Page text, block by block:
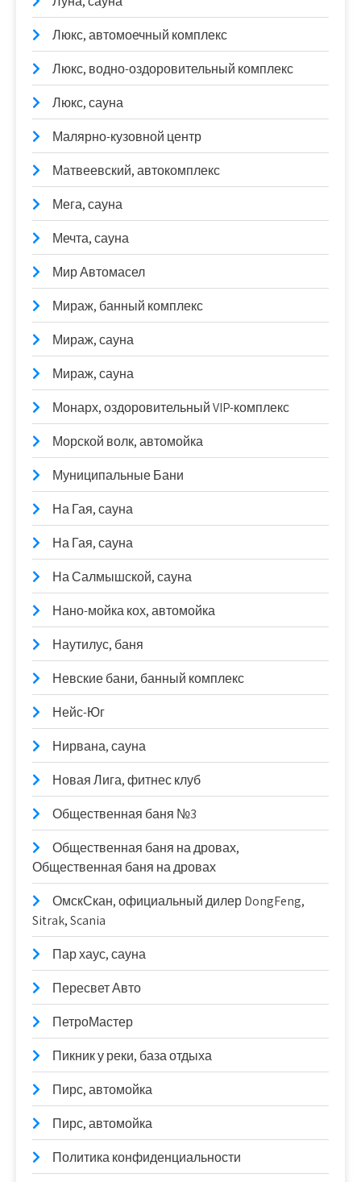
Люкс, автомоечный комплекс
Люкс, водно-оздоровительный комплекс
Люкс, сауна
Малярно-кузовной центр
Матвеевский, автокомплекс
Мега, сауна
Мечта, сауна
Мир Автомасел
Мираж, банный комплекс
Мираж, сауна
Мираж, сауна
Монарх, оздоровительный VIP-комплекс
Морской волк, автомойка
Муниципальные Бани
На Гая, сауна
На Гая, сауна
На Салмышской, сауна
Нано-мойка кох, автомойка
Наутилус, баня
Невские бани, банный комплекс
Нейс-Юг
Нирвана, сауна
Новая Лига, фитнес клуб
Общественная баня №3
Общественная баня на дровах,
Общественная баня на дровах
ОмскСкан, официальный дилер DongFeng,
Sitrak, Scania
Пар хаус, сауна
Пересвет Авто
ПетроМастер
Пикник у реки, база отдыха
Пирс, автомойка
Пирс, автомойка
Политика конфиденциальности